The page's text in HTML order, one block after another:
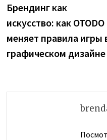
по
записям
Брендинг как
искусство: как OTODO
меняет правила игры
графическом дизайне